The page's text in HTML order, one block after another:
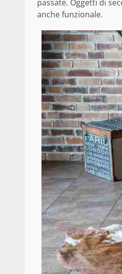
passate. Oggetti di
anche funzionale.